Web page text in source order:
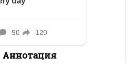
Аннотация